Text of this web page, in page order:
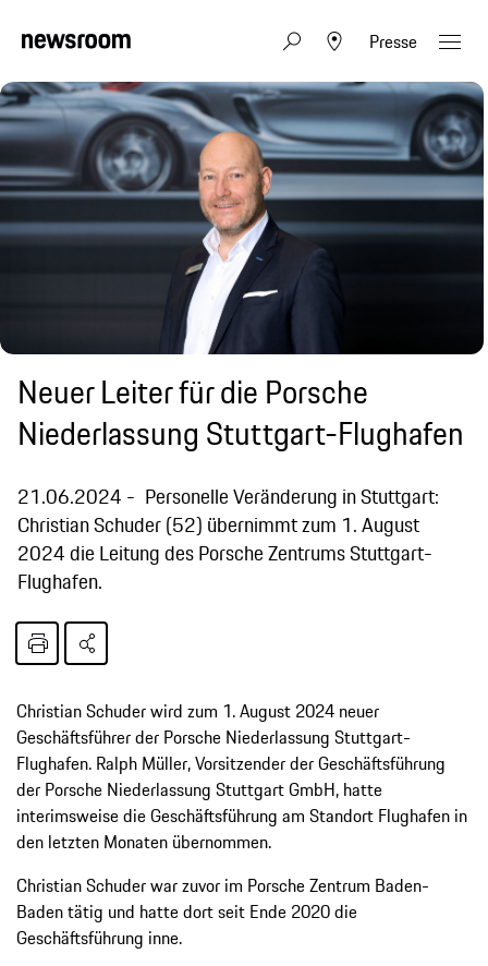
Presse
Neuer Leiter für die Porsche
Niederlassung Stuttgart-Flughafen
21.06.2024
Personelle Veränderung in Stuttgart:
Christian Schuder (52) übernimmt zum 1. August
2024 die Leitung des Porsche Zentrums Stuttgart-
Flughafen.
Christian Schuder wird zum 1. August 2024 neuer
Geschäftsführer der Porsche Niederlassung Stuttgart-
Flughafen. Ralph Müller, Vorsitzender der Geschäftsführung
der Porsche Niederlassung Stuttgart GmbH, hatte
interimsweise die Geschäftsführung am Standort Flughafen in
den letzten Monaten übernommen.
Christian Schuder war zuvor im Porsche Zentrum Baden-
Baden tätig und hatte dort seit Ende 2020 die
Geschäftsführung inne.